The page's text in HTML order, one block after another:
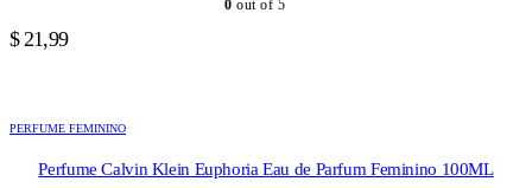
0 out of 5
$21,99
PERFUME FEMININO
Perfume Calvin Klein Euphoria Eau de Parfum Feminino 100ML